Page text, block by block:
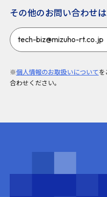
その他のお問い合わせ
tech-biz@mizuho-rt.co.jp
※個人情報のお取扱いについて
合わせください。